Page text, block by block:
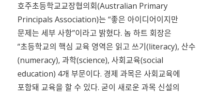
호주초등학교교장협의회(Australian Primary
Principals Association)는 “좋은 아이디어이지만
문제는 세부 사항”이라고 밝혔다. 놈 하트 회장은
“초등학교의 핵심 교육 영역은 읽고 쓰기(literacy), 산수
(numeracy), 과학(science), 사회교육(social
education) 4개 부문이다. 경제 과목은 사회교육에
포함돼 교육을 할 수 있다. 굳이 새로운 과목 신설의